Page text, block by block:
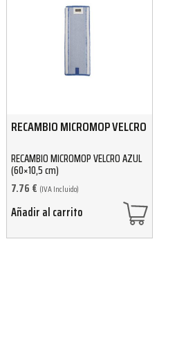
RECAMBIO MICROMOP VELCRO
RECAMBIO MICROMOP VELCRO AZUL
(60×10,5 cm)
7.76 € (IVA Incluido)
Añadir al carrito